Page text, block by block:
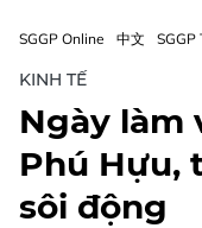
SGGP Online 中文 SGGP
KINH TẾ
Ngày làm
Phú Hựu,
sôi động